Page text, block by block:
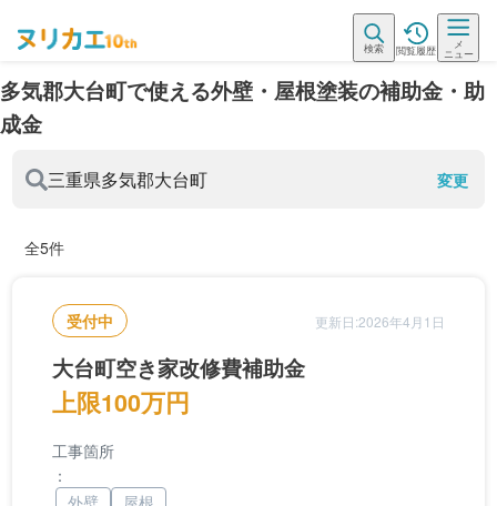
検索 閲覧履歴
メ
ニュー
多気郡大台町で使える外壁・屋根塗装の補助金・助
成金
三重県多気郡大台町 変更
全5件
受付中 更新日:2026年4月1日
大台町空き家改修費補助金
上限100万円
工事箇所
：
外壁
屋根